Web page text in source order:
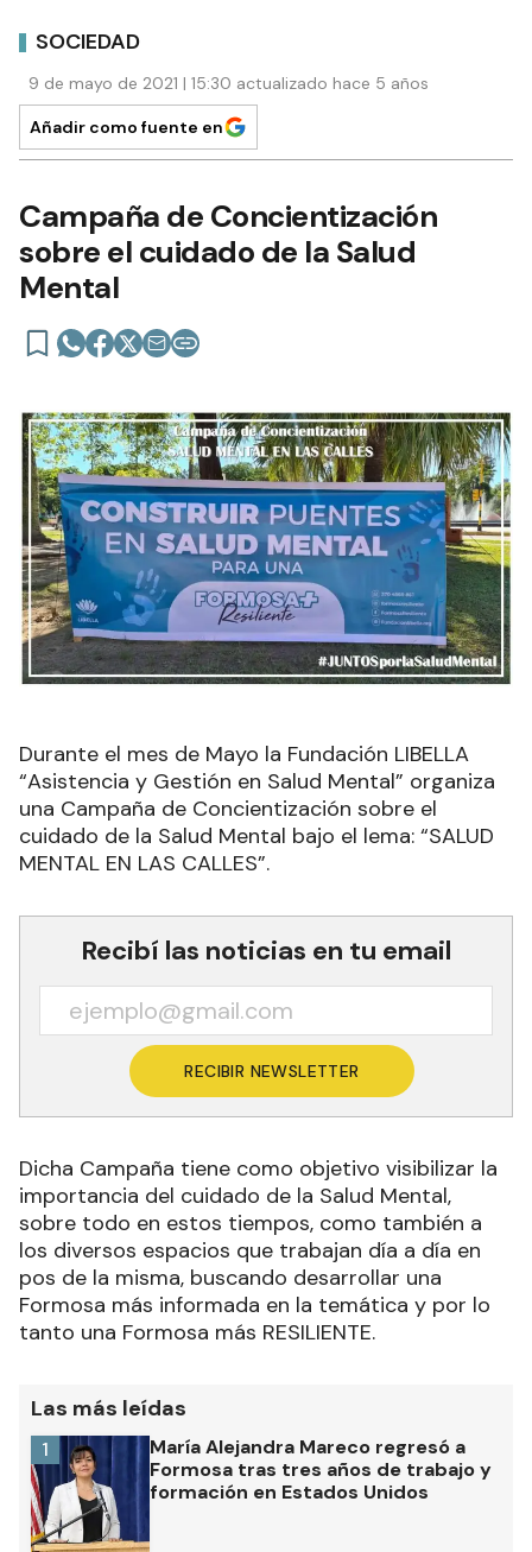
SOCIEDAD
9 de mayo de 2021 | 15:30 actualizado hace 5 años
Añadir como fuente en
Campaña de Concientización
sobre el cuidado de la Salud
Mental
Durante el mes de Mayo la Fundación LIBELLA
“Asistencia y Gestión en Salud Mental” organiza
una Campaña de Concientización sobre el
cuidado de la Salud Mental bajo el lema: “SALUD
MENTAL EN LAS CALLES”.
Recibí las noticias en tu email
RECIBIR NEWSLETTER
Dicha Campaña tiene como objetivo visibilizar la
importancia del cuidado de la Salud Mental,
sobre todo en estos tiempos, como también a
los diversos espacios que trabajan día a día en
pos de la misma, buscando desarrollar una
Formosa más informada en la temática y por lo
tanto una Formosa más RESILIENTE.
Las más leídas
María Alejandra Mareco regresó a
Formosa tras tres años de trabajo y
formación en Estados Unidos
1